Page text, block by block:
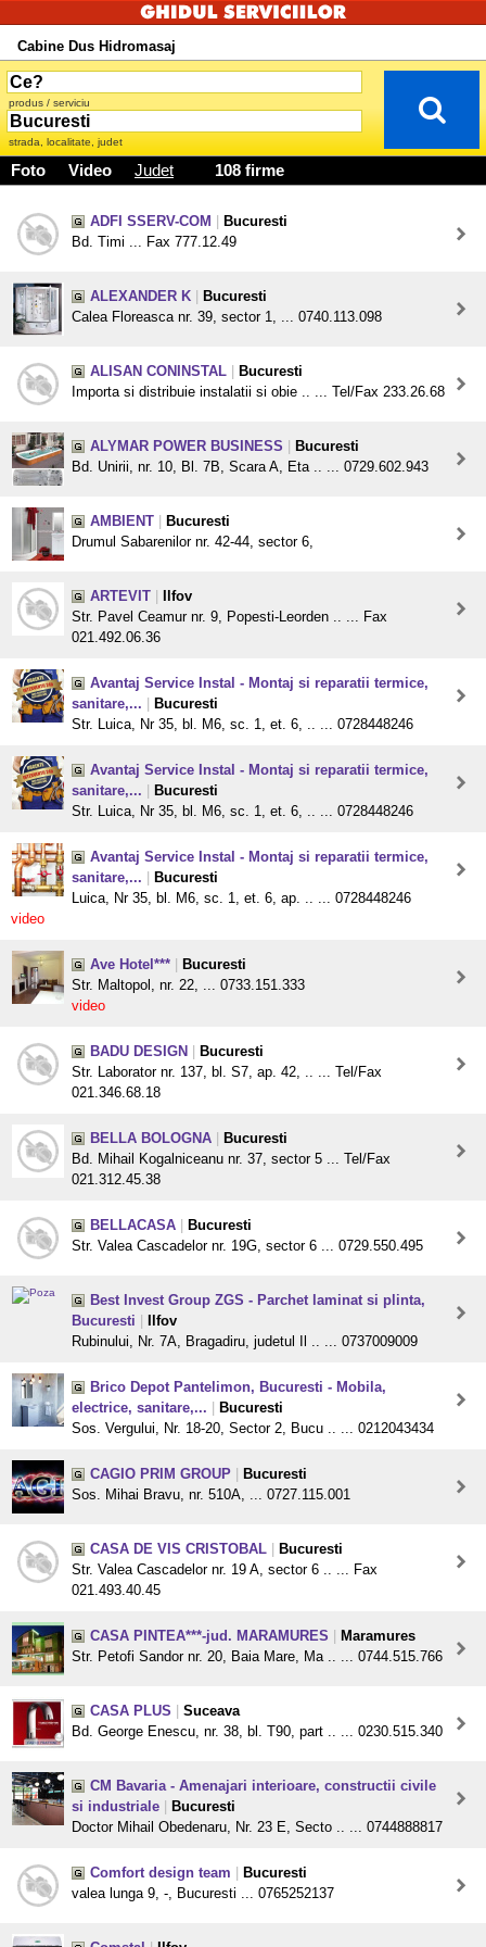
Cabine Dus Hidromasaj
produs / serviciu
strada, localitate, judet
Foto Video Judet 108 firme
ADFI SSERV-COM
Bucuresti
Bd. Timi ... Fax 777.12.49
ALEXANDER K
Bucuresti
Calea Floreasca nr. 39, sector 1, ... 0740.113.098
ALISAN CONINSTAL
Bucuresti
Importa si distribuie instalatii si obie .. ... Tel/Fax 233.26.68
ALYMAR POWER BUSINESS
Bucuresti
Bd. Unirii, nr. 10, Bl. 7B, Scara A, Eta .. ... 0729.602.943
AMBIENT
Bucuresti
Drumul Sabarenilor nr. 42-44, sector 6,
ARTEVIT
Ilfov
Str. Pavel Ceamur nr. 9, Popesti-Leorden .. ... Fax
021.492.06.36
Avantaj Service Instal - Montaj si reparatii termice,
sanitare,...
Bucuresti
Str. Luica, Nr 35, bl. M6, sc. 1, et. 6, .. ... 0728448246
Avantaj Service Instal - Montaj si reparatii termice,
sanitare,...
Bucuresti
Str. Luica, Nr 35, bl. M6, sc. 1, et. 6, .. ... 0728448246
Avantaj Service Instal - Montaj si reparatii termice,
sanitare,...
Bucuresti
Luica, Nr 35, bl. M6, sc. 1, et. 6, ap. .. ... 0728448246
video
Ave Hotel***
Bucuresti
Str. Maltopol, nr. 22, ... 0733.151.333
video
BADU DESIGN
Bucuresti
Str. Laborator nr. 137, bl. S7, ap. 42, .. ... Tel/Fax
021.346.68.18
BELLA BOLOGNA
Bucuresti
Bd. Mihail Kogalniceanu nr. 37, sector 5 ... Tel/Fax
021.312.45.38
BELLACASA
Bucuresti
Str. Valea Cascadelor nr. 19G, sector 6 ... 0729.550.495
Best Invest Group ZGS - Parchet laminat si plinta,
Bucuresti
Ilfov
Rubinului, Nr. 7A, Bragadiru, judetul Il .. ... 0737009009
Brico Depot Pantelimon, Bucuresti - Mobila,
electrice, sanitare,...
Bucuresti
Sos. Vergului, Nr. 18-20, Sector 2, Bucu .. ... 0212043434
CAGIO PRIM GROUP
Bucuresti
Sos. Mihai Bravu, nr. 510A, ... 0727.115.001
CASA DE VIS CRISTOBAL
Bucuresti
Str. Valea Cascadelor nr. 19 A, sector 6 .. ... Fax
021.493.40.45
CASA PINTEA***-jud. MARAMURES
Maramures
Str. Petofi Sandor nr. 20, Baia Mare, Ma .. ... 0744.515.766
CASA PLUS
Suceava
Bd. George Enescu, nr. 38, bl. T90, part .. ... 0230.515.340
CM Bavaria - Amenajari interioare, constructii civile
si industriale
Bucuresti
Doctor Mihail Obedenaru, Nr. 23 E, Secto .. ... 0744888817
Comfort design team
Bucuresti
valea lunga 9, -, Bucuresti ... 0765252137